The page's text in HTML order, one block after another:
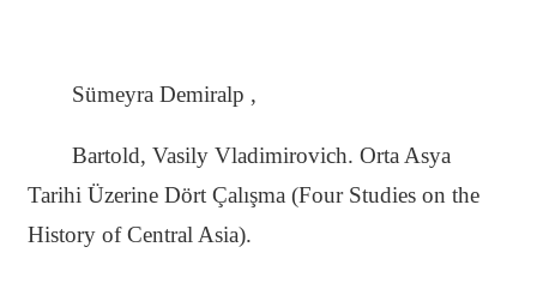
Sümeyra Demiralp ,
Bartold, Vasily Vladimirovich. Orta Asya
Tarihi Üzerine Dört Çalışma (Four Studies on the
History of Central Asia).